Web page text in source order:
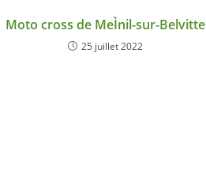
Moto cross de MeÌnil-sur-Belvitte
25 juillet 2022